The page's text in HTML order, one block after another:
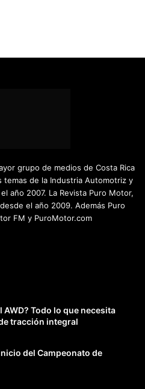
grupo de medios de Costa Rica
temas de la Industria Automotriz y
año 2007. La Revista Puro Motor,
el año 2009. Además Puro
FM y PuroMotor.com
AWD? Todo lo que necesita
tracción integral
del Campeonato de